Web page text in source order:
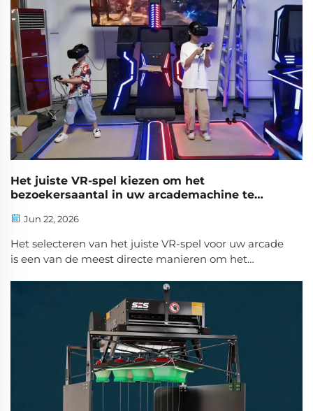
Het juiste VR-spel kiezen om het
bezoekersaantal in uw arcademachine te
Jun 22, 2026
Het selecteren van het juiste VR-spel voor uw arcade
is een van de meest directe manieren om het
bewegen terug te keren. Wanneer beheerders
investeren in het juiste VR-spel, geven ze bezoekers
een overtuigende reden om binnen te komen en
langer te blijven...